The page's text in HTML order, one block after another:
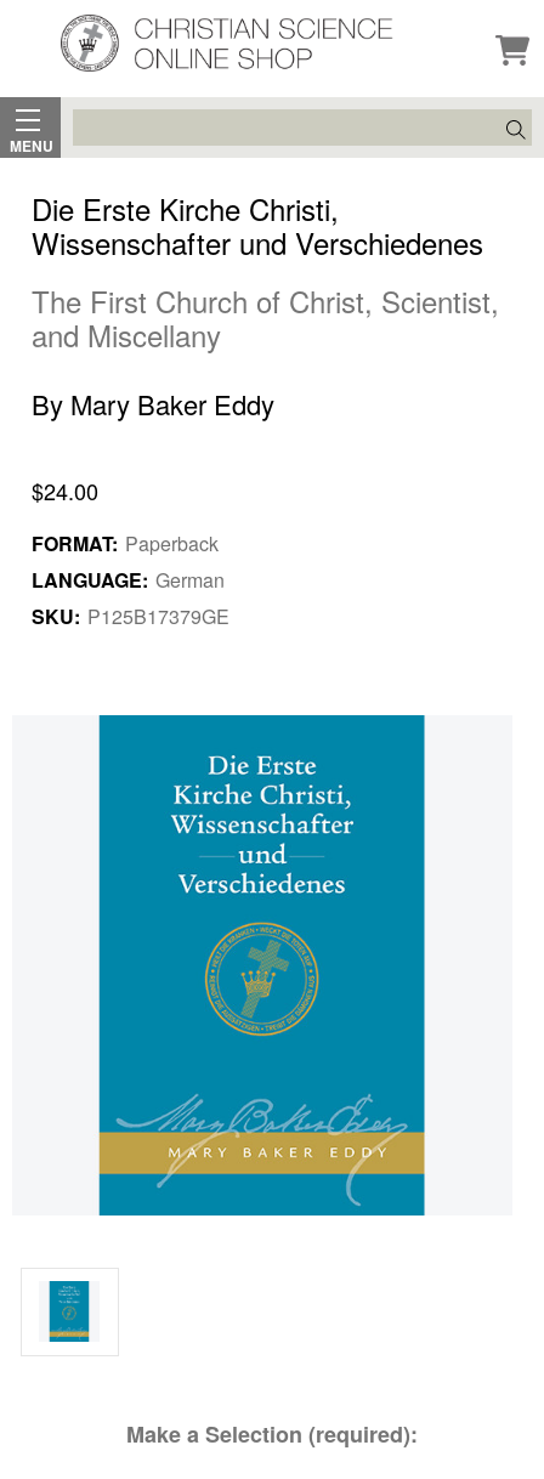
MENU
Search
Die Erste Kirche Christi,
Wissenschafter und Verschiedenes
The First Church of Christ, Scientist,
and Miscellany
By Mary Baker Eddy
$24.00
FORMAT: Paperback
LANGUAGE: German
SKU: P125B17379GE
Make a Selection (required):